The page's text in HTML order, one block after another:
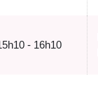
- 16h10